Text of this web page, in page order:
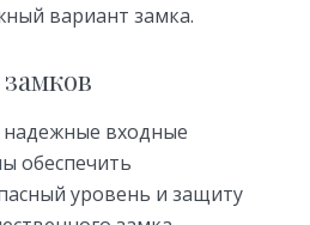
вариант замка.
входные
обеспечить
уровень и защиту